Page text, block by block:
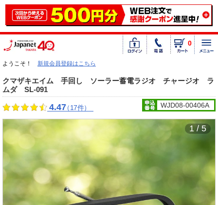
0
ようこそ！ 新規会員登録はこちら
クマザキエイム 手回し ソーラー蓄電ラジオ チャージオ ラ
ムダ SL-091
4.47（17件） WJD08-00406A
1 / 5